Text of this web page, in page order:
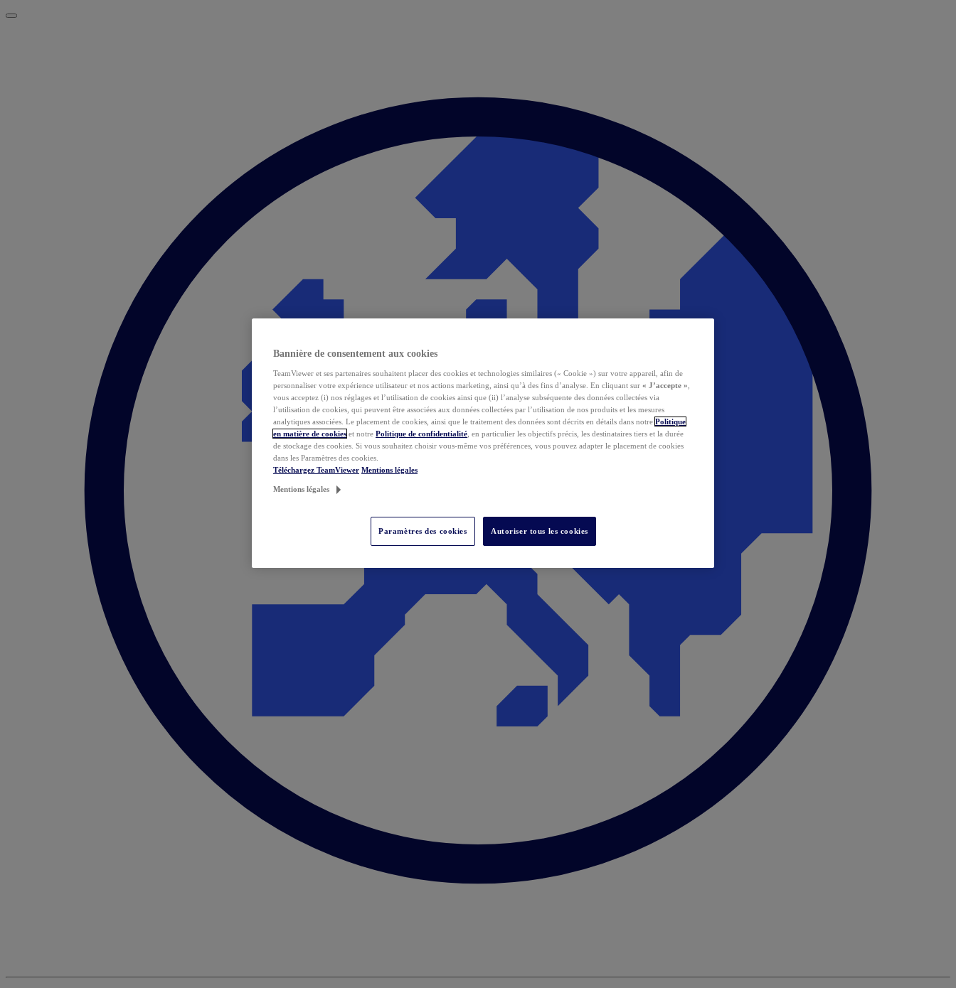
Bannière de consentement aux cookies
TeamViewer et ses partenaires souhaitent placer des cookies et technologies similaires (« Cookie ») sur votre appareil, afin de
personnaliser votre expérience utilisateur et nos actions marketing, ainsi qu’à des fins d’analyse. En cliquant sur « J’accepte »
vous acceptez (i) nos réglages et l’utilisation de cookies ainsi que (ii) l’analyse subséquente des données collectées via
l’utilisation de cookies, qui peuvent être associées aux données collectées par l’utilisation de nos produits et les mesures
analytiques associées. Le placement de cookies, ainsi que le traitement des données sont décrits en détails dans notre Politique
en matière de cookies et notre Politique de confidentialité , en particulier les objectifs précis, les destinataires tiers et la durée
de stockage des cookies. Si vous souhaitez choisir vous-même vos préférences, vous pouvez adapter le placement de cookies
dans les Paramètres des cookies.
Téléchargez TeamViewer Mentions légales
Mentions légales
Paramètres des cookies Autoriser tous les cookies